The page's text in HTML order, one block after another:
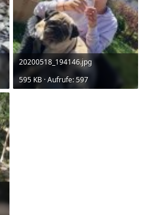
20200518_194146.jpg
595 KB · Aufrufe: 597